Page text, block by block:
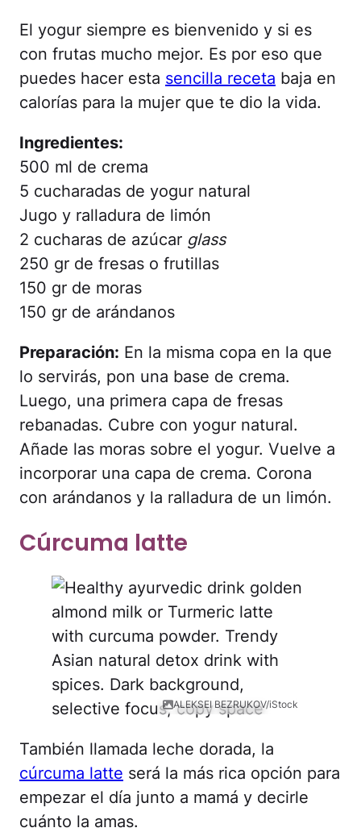
El yogur siempre es bienvenido y si es
con frutas mucho mejor. Es por eso que
puedes hacer esta sencilla receta baja en
calorías para la mujer que te dio la vida.
Ingredientes:
500 ml de crema
5 cucharadas de yogur natural
Jugo y ralladura de limón
2 cucharas de azúcar glass
250 gr de fresas o frutillas
150 gr de moras
150 gr de arándanos
Preparación: En la misma copa en la que
lo servirás, pon una base de crema.
Luego, una primera capa de fresas
rebanadas. Cubre con yogur natural.
Añade las moras sobre el yogur. Vuelve a
incorporar una capa de crema. Corona
con arándanos y la ralladura de un limón.
Cúrcuma latte
ALEKSEI BEZRUKOV/iStock
También llamada leche dorada, la
cúrcuma latte será la más rica opción para
empezar el día junto a mamá y decirle
cuánto la amas.